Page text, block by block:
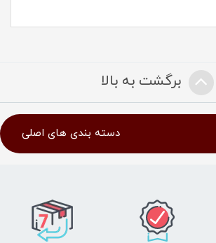
برگشت به بالا
دسته بندی های اصلی